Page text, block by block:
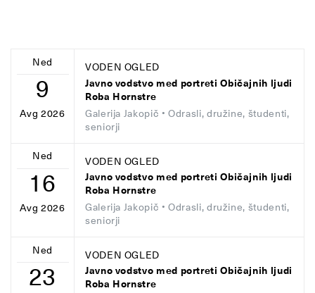
Ned
9
Avg 2026
VODEN OGLED
Javno vodstvo med portreti Običajnih ljudi
Roba Hornstre
Galerija Jakopič • Odrasli, družine, študenti,
seniorji
Ned
16
Avg 2026
VODEN OGLED
Javno vodstvo med portreti Običajnih ljudi
Roba Hornstre
Galerija Jakopič • Odrasli, družine, študenti,
seniorji
Ned
23
VODEN OGLED
Javno vodstvo med portreti Običajnih ljudi
Roba Hornstre